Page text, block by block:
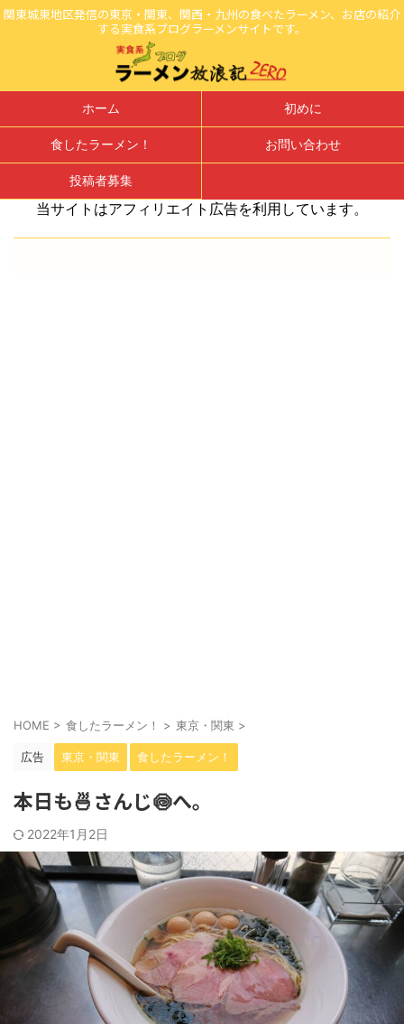
関東城東地区発信の東京・関東、関西・九州の食べたラーメン、お店の紹介
する実食系ブログラーメンサイトです。
ホーム 初めに
食したラーメン！ お問い合わせ
投稿者募集
当サイトはアフィリエイト広告を利用しています。
HOME > 食したラーメン！ > 東京・関東 >
広告 東京・関東 食したラーメン！
本日も🍜さんじ🍥へ。
2022年1月2日